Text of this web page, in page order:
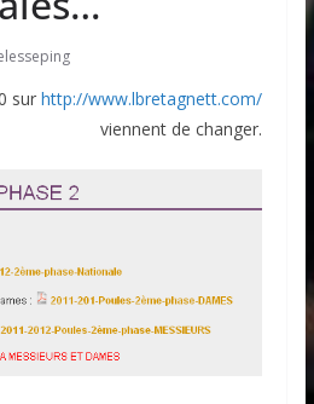
sur http://www.lbretagnett.com/
viennent de changer.